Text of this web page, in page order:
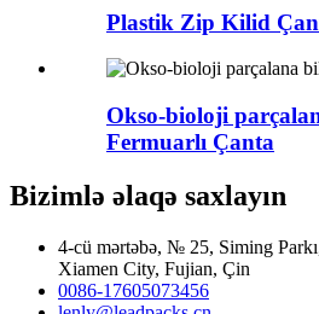
Plastik Zip Kilid
Okso-bioloji
Fermuarlı Çanta
Bizimlə əlaqə saxlayın
4-cü mərtəbə, № 25, Siming
Xiamen City, Fujian, Çin
0086-17605073456